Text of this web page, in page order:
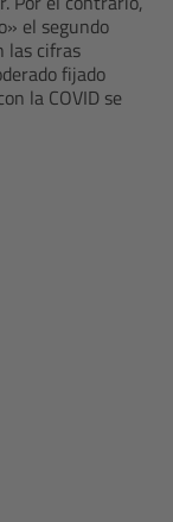
el segundo
las cifras
fijado
la COVID se